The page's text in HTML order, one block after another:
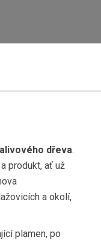
dřeva.
produkt, ať už
a okolí,
plamen, po